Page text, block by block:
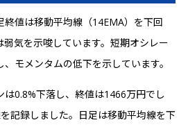
終値は移動平均線（14EMA）を下回
弱気を示唆しています。短期オシレー
モメンタムの低下を示しています。
は0.8%下落し、終値は1466万円でし
記録しました。日足は移動平均線を下